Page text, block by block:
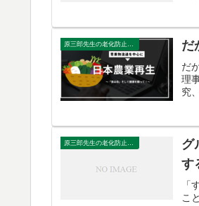
だ
だ
理
究
グ
す
「
こ